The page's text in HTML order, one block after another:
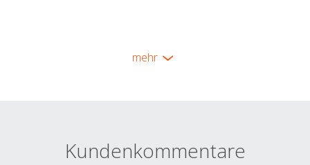
mehr
Kundenkommentare